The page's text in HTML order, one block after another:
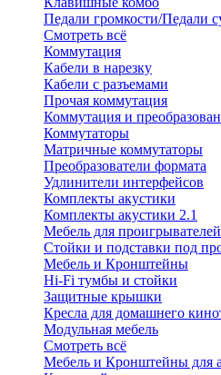
Педали громкости/Педали
Смотреть всё
Коммутация
Кабели в нарезку
Кабели с разъемами
Прочая коммутация
Коммутация и
Коммутаторы
Матричные коммутаторы
Преобразователи формата
Удлинители интерфейсов
Комплекты акустики
Комплекты акустики 2.1
Мебель для
Стойки и подставки под
Мебель и Кронштейны
Hi-Fi тумбы и стойки
Защитные крышки
Кресла для домашнего
Модульная мебель
Смотреть всё
Мебель и Кронштейны для